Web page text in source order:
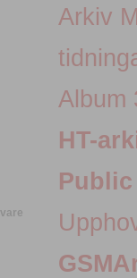
Arkiv
Album
HT-